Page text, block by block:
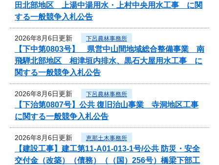
田北部地区 上湯中湯用水・上村中央用水工事 に関
する一般競争入札公告
2026年8月6日更新 下呂農林事務所
【下中第0803号】 県営中山間地域総合整備事業 南
飛騨北部地区 相津垣内排水、黒石大屋用水工事 に
関する一般競争入札公告
2026年8月6日更新 下呂農林事務所
【下治第0807号】公共 復旧治山事業 寺洞地区工事
に関する一般競争入札公告
2026年8月6日更新 恵那土木事務所
【建設工事】建工第11-A01-013-1号/公共 防災・安全
交付金（改築）（債務）（（国）256号）橋梁下部工